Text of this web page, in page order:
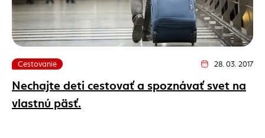
Cestovanie Dátum vydania
28. 03. 2017
Nechajte deti cestovať a spoznávať svet na
vlastnú päsť.